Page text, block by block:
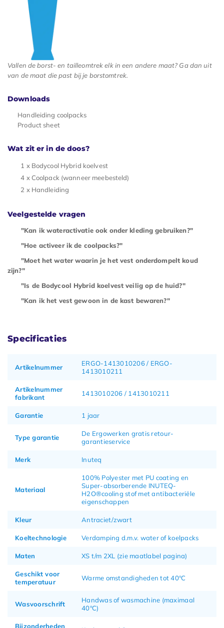
Vallen de borst- en tailleomtrek elk in een andere maat? Ga dan uit
van de maat die past bij je borstomtrek.
Downloads
Handleiding coolpacks
Product sheet
Wat zit er in de doos?
1 x Bodycool Hybrid koelvest
4 x Coolpack (wanneer meebesteld)
2 x Handleiding
Veelgestelde vragen
"Kan ik wateractivatie ook onder kleding gebruiken?"
"Hoe activeer ik de coolpacks?"
"Moet het water waarin je het vest onderdompelt koud
zijn?"
"Is de Bodycool Hybrid koelvest veilig op de huid?"
"Kan ik het vest gewoon in de kast bewaren?"
Specificaties
Artikelnummer
ERGO-1413010206 / ERGO-
1413010211
Artikelnummer
fabrikant
1413010206 / 1413010211
Garantie 1 jaar
Type garantie
De Ergowerken gratis retour-
garantieservice
Merk Inuteq
Materiaal
100% Polyester met PU coating en
Super-absorberende INUTEQ-
H2O®cooling stof met antibacteriële
eigenschappen
Kleur Antraciet/zwart
Koeltechnologie Verdamping d.m.v. water of koelpacks
Maten XS t/m 2XL (zie maatlabel pagina)
Geschikt voor
temperatuur
Warme omstandigheden tot 40ºC
Wasvoorschrift
Handwas of wasmachine (maximaal
40ºC)
Bijzonderheden